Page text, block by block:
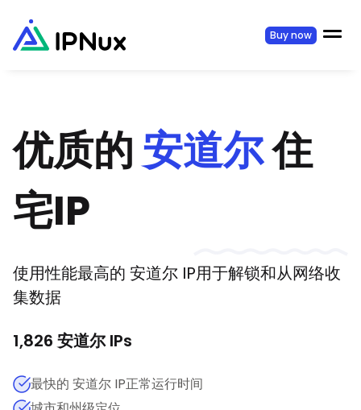
Buy now
优质的安道尔住
宅IP
使用性能最高的 安道尔 IP用于解锁和从网络收
集数据
1,826 安道尔IPs
最快的 安道尔 IP正常运行时间